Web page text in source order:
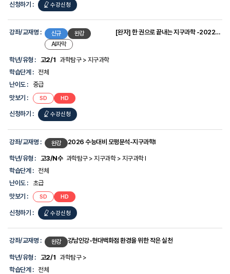
보
청
에
대
한
정
보
를
공
니
다.
신청하기 : 수강신청
강좌/교재명 : 신규
완강
AI자막
[완자] 한 권으로 끝내는 지구과학 -2022개정
학년/유형 : 고2/1 과학탐구 > 지구과학
학습단계 :
전체
난이도 :
중급
맛보기 :
SD HD
신청하기 : 수강신청
강좌/교재명 : 완강 2026 수능대비 모평분석-지구과학I
학년/유형 : 고3/N수 과학탐구 > 지구과학 > 지구과학 I
학습단계 :
전체
난이도 :
초급
맛보기 :
SD HD
신청하기 : 수강신청
강좌/교재명 : 완강 강남인강-현대백화점 환경을 위한 작은 실천
학년/유형 : 고2/1 과학탐구 >
학습단계 :
전체